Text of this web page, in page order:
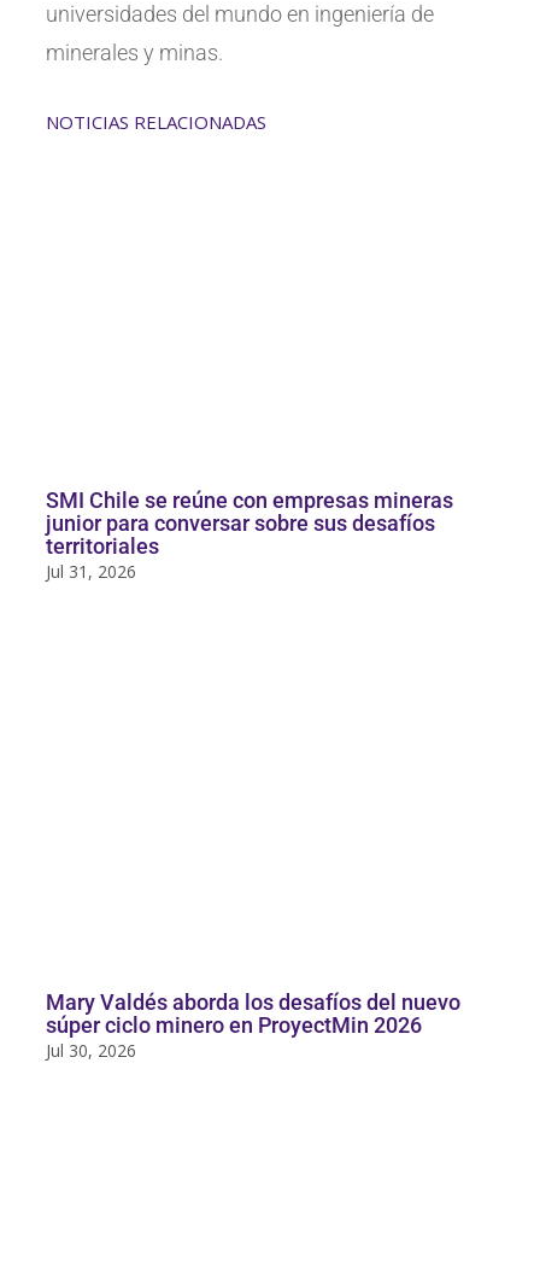
universidades del mundo en ingeniería de
minerales y minas.
NOTICIAS RELACIONADAS
SMI Chile se reúne con empresas mineras
junior para conversar sobre sus desafíos
territoriales
Jul 31, 2026
Mary Valdés aborda los desafíos del nuevo
súper ciclo minero en ProyectMin 2026
Jul 30, 2026